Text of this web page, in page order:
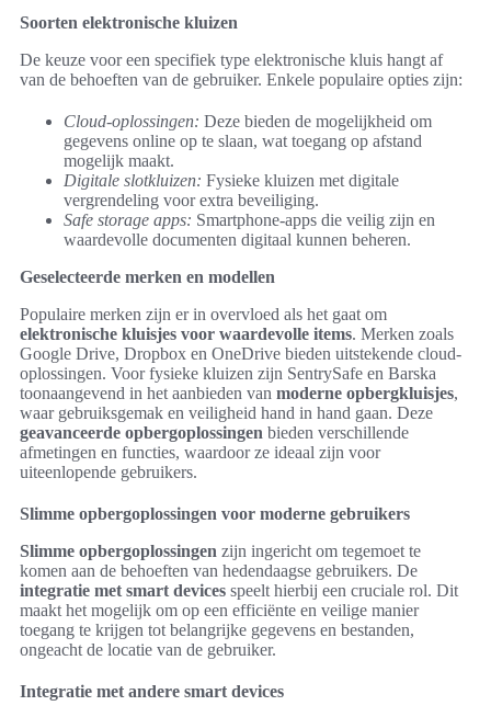
Soorten elektronische kluizen
De keuze voor een specifiek type elektronische kluis hangt af
van de behoeften van de gebruiker. Enkele populaire opties zijn:
Cloud-oplossingen: Deze bieden de mogelijkheid om
gegevens online op te slaan, wat toegang op afstand
mogelijk maakt.
Digitale slotkluizen: Fysieke kluizen met digitale
vergrendeling voor extra beveiliging.
Safe storage apps: Smartphone-apps die veilig zijn en
waardevolle documenten digitaal kunnen beheren.
Geselecteerde merken en modellen
Populaire merken zijn er in overvloed als het gaat om
elektronische kluisjes voor waardevolle items. Merken zoals
Google Drive, Dropbox en OneDrive bieden uitstekende cloud-
oplossingen. Voor fysieke kluizen zijn SentrySafe en Barska
toonaangevend in het aanbieden van moderne opbergkluisjes,
waar gebruiksgemak en veiligheid hand in hand gaan. Deze
geavanceerde opbergoplossingen bieden verschillende
afmetingen en functies, waardoor ze ideaal zijn voor
uiteenlopende gebruikers.
Slimme opbergoplossingen voor moderne gebruikers
Slimme opbergoplossingen zijn ingericht om tegemoet te
komen aan de behoeften van hedendaagse gebruikers. De
integratie met smart devices speelt hierbij een cruciale rol. Dit
maakt het mogelijk om op een efficiënte en veilige manier
toegang te krijgen tot belangrijke gegevens en bestanden,
ongeacht de locatie van de gebruiker.
Integratie met andere smart devices